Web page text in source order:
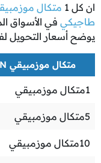
ان كل 1 متكال
طاجيكي في الأسواق
يوضح أسعار التحويل
متكال موزمبيقي MZN
1متكال موزمبيقي
5متكال موزمبيقي
10متكال موزمبيقي